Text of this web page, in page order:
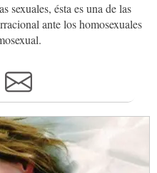
sexuales, ésta es una de las
ante los homosexuales